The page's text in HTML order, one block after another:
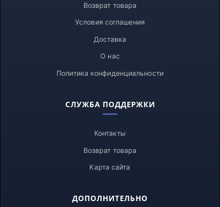
Возврат товара
Условия соглашения
Доставка
О нас
Политика конфиденциальности
СЛУЖБА ПОДДЕРЖКИ
Контакты
Возврат товара
Карта сайта
ДОПОЛНИТЕЛЬНО